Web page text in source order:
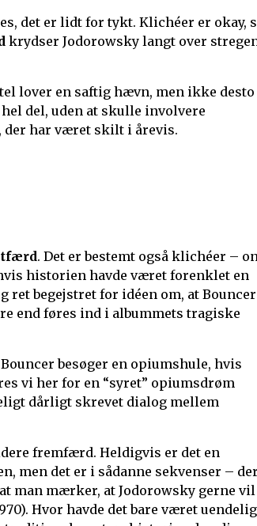
det er lidt for tykt. Klichéer er okay,
krydser Jodorowsky langt over
lover en saftig hævn, men ikke desto
del, uden at skulle involvere
der har været skilt i årevis.
. Det er bestemt også klichéer –
historien havde været forenklet en
ret begejstret for idéen om, at Bouncer
end føres ind i albummets tragiske
besøger en opiumshule, hvis
vi her for en “syret” opiumsdrøm
dårligt skrevet dialog mellem
fremfærd. Heldigvis er det en
men det er i sådanne sekvenser –
man mærker, at Jodorowsky gerne vil
Hvor havde det bare været uendelig